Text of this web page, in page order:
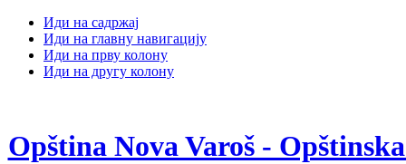
Иди на садржај
Иди на главну навигацију
Иди на прву колону
Иди на другу колону
Opština Nova Varoš -